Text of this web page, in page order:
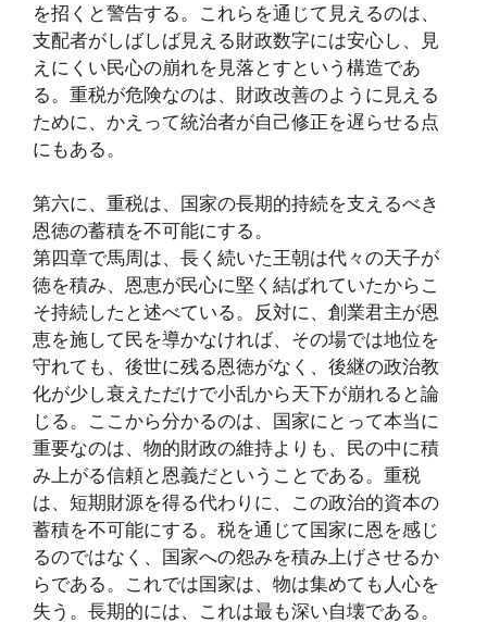
を招くと警告する。これらを通じて見えるのは、
支配者がしばしば見える財政数字には安心し、見
えにくい民心の崩れを見落とすという構造であ
る。重税が危険なのは、財政改善のように見える
ために、かえって統治者が自己修正を遅らせる点
にもある。
第六に、重税は、国家の長期的持続を支えるべき
恩徳の蓄積を不可能にする。
第四章で馬周は、長く続いた王朝は代々の天子が
徳を積み、恩恵が民心に堅く結ばれていたからこ
そ持続したと述べている。反対に、創業君主が恩
恵を施して民を導かなければ、その場では地位を
守れても、後世に残る恩徳がなく、後継の政治教
化が少し衰えただけで小乱から天下が崩れると論
じる。ここから分かるのは、国家にとって本当に
重要なのは、物的財政の維持よりも、民の中に積
み上がる信頼と恩義だということである。重税
は、短期財源を得る代わりに、この政治的資本の
蓄積を不可能にする。税を通じて国家に恩を感じ
るのではなく、国家への怨みを積み上げさせるか
らである。これでは国家は、物は集めても人心を
失う。長期的には、これは最も深い自壊である。